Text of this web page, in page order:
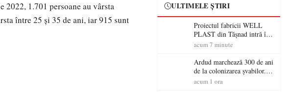
2022, 1.701 persoane au vârsta
între 25 și 35 de ani, iar 915 sunt
ULTIMELE ȘTIRI
Proiectul fabricii WELL
PLAST din Tășnad intră în
etapa de încadrare pentru
acum 7 minute
Ardud marchează 300 de ani
de la colonizarea șvabilor.
Jubileul va fi sărbătorit pe 8
acum 1 ora